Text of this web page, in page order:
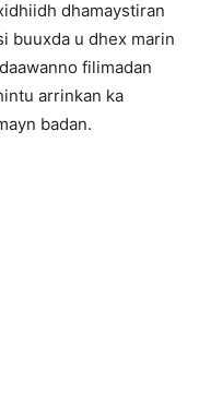
dhamaystiran
buuxda u dhex marin
filimadan
arrinkan ka
badan.